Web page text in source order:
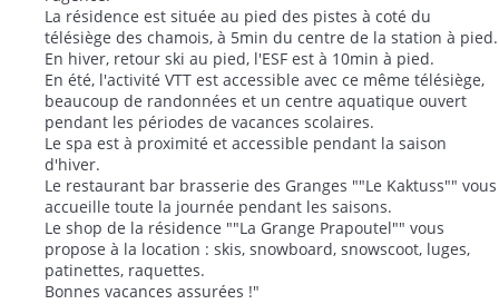
l'agence.
La résidence est située au pied des pistes à coté du
télésiège des chamois, à 5min du centre de la station à pied.
En hiver, retour ski au pied, l'ESF est à 10min à pied.
En été, l'activité VTT est accessible avec ce même télésiège,
beaucoup de randonnées et un centre aquatique ouvert
pendant les périodes de vacances scolaires.
Le spa est à proximité et accessible pendant la saison
d'hiver.
Le restaurant bar brasserie des Granges ""Le Kaktuss"" vous
accueille toute la journée pendant les saisons.
Le shop de la résidence ""La Grange Prapoutel"" vous
propose à la location : skis, snowboard, snowscoot, luges,
patinettes, raquettes.